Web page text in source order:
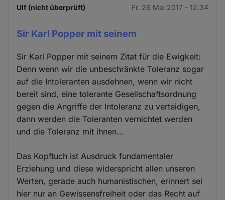
Ulf (nicht überprüft) Fr. 26 Mai 2017 - 12:34
Sir Karl Popper mit seinem
Sir Karl Popper mit seinem Zitat für die Ewigkeit:
Denn wenn wir die unbeschränkte Toleranz sogar
auf die Intoleranten ausdehnen, wenn wir nicht
bereit sind, eine tolerante Gesellschaftsordnung
gegen die Angriffe der Intoleranz zu verteidigen,
dann werden die Toleranten vernichtet werden
und die Toleranz mit ihnen...
Das Kopftuch ist Ausdruck fundamentaler
Erziehung und diese widerspricht allen unseren
Werten, gerade auch humanistischen, erinnert sei
hier nur an Gewissensfreiheit oder das Recht auf